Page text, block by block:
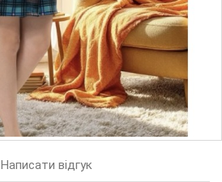
Написати відгук